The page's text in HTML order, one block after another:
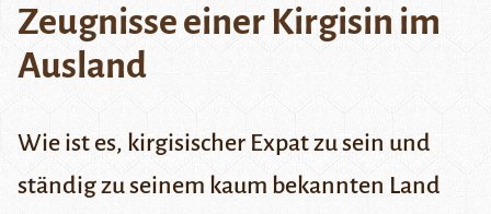
Zeugnisse einer Kirgisin im
Ausland
Wie ist es, kirgisischer Expat zu sein und
ständig zu seinem kaum bekannten Land